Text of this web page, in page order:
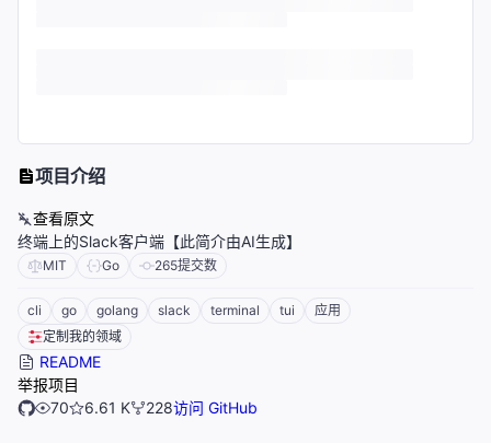
项目介绍
查看原文
终端上的Slack客户端【此简介由AI生成】
MIT Go 265提交数
cli go golang slack terminal tui
应用
定制我的领域
README
举报项目
70
6.61 K 228访问 GitHub